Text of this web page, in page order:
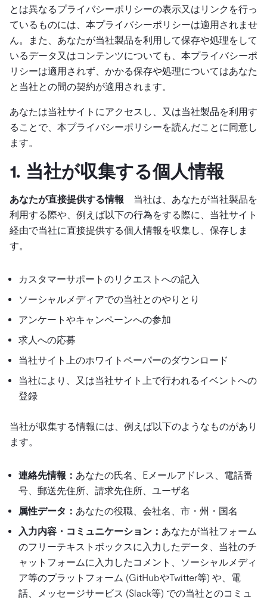
ニュース
会社案内
キャリア
パートナー
お問い合わせ
とは異なるプライバシーポリシーの表示又はリンクを行っ
ているものには、本プライバシーポリシーは適用されませ
ん。また、あなたが当社製品を利用して保存や処理をして
いるデータ又はコンテンツについても、本プライバシーポ
リシーは適用されず、かかる保存や処理についてはあなた
と当社との間の契約が適用されます。
あなたは当社サイトにアクセスし、又は当社製品を利用す
ることで、本プライバシーポリシーを読んだことに同意し
ます。
1. 当社が収集する個人情報
あなたが直接提供する情報 当社は、あなたが当社製品を
利用する際や、例えば以下の行為をする際に、当社サイト
経由で当社に直接提供する個人情報を収集し、保存しま
す。
カスタマーサポートのリクエストへの記入
ソーシャルメディアでの当社とのやりとり
アンケートやキャンペーンへの参加
求人への応募
当社サイト上のホワイトペーパーのダウンロード
当社により、又は当社サイト上で行われるイベントへの
登録
当社が収集する情報には、例えば以下のようなものがあり
ます。
連絡先情報： あなたの氏名、Eメールアドレス、電話番
号、郵送先住所、請求先住所、ユーザ名
属性データ： あなたの役職、会社名、市・州・国名
入力内容・コミュニケーション： あなたが当社フォーム
のフリーテキストボックスに入力したデータ、当社のチ
ャットフォームに入力したコメント、ソーシャルメディ
ア等のプラットフォーム (GitHubやTwitter等) や、電
話、メッセージサービス (Slack等) での当社とのコミュ